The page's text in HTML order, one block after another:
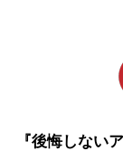
『後悔しない